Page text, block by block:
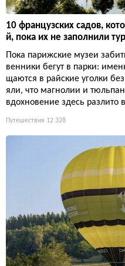
10 французских садов,
й, пока их не заполнили
Пока парижские музеи
венники бегут в парки:
щаются в райские уголки
яли, что магнолии и
вдохновение здесь разлито
Путешествия 12 328